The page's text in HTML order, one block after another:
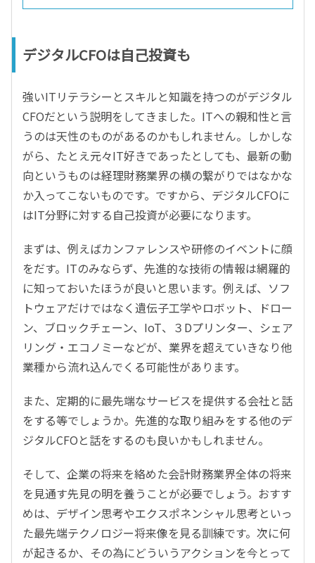
デジタルCFOは自己投資も
強いITリテラシーとスキルと知識を持つのがデジタル
CFOだという説明をしてきました。ITへの親和性と言
うのは天性のものがあるのかもしれません。しかしな
がら、たとえ元々IT好きであったとしても、最新の動
向というものは経理財務業界の横の繋がりではなかな
か入ってこないものです。ですから、デジタルCFOに
はIT分野に対する自己投資が必要になります。
まずは、例えばカンファレンスや研修のイベントに顔
をだす。ITのみならず、先進的な技術の情報は網羅的
に知っておいたほうが良いと思います。例えば、ソフ
トウェアだけではなく遺伝子工学やロボット、ドロー
ン、ブロックチェーン、IoT、３Dプリンター、シェア
リング・エコノミーなどが、業界を超えていきなり他
業種から流れ込んでくる可能性があります。
また、定期的に最先端なサービスを提供する会社と話
をする等でしょうか。先進的な取り組みをする他のデ
ジタルCFOと話をするのも良いかもしれません。
そして、企業の将来を絡めた会計財務業界全体の将来
を見通す先見の明を養うことが必要でしょう。おすす
めは、デザイン思考やエクスポネンシャル思考といっ
た最先端テクノロジー将来像を見る訓練です。次に何
が起きるか、その為にどういうアクションを今とって